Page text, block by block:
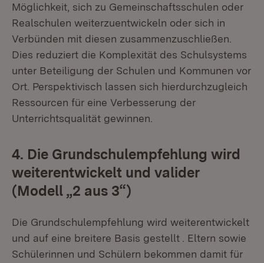
Möglichkeit, sich zu Gemeinschaftsschulen oder
Realschulen weiterzuentwickeln oder sich in
Verbünden mit diesen zusammenzuschließen.
Dies reduziert die Komplexität des Schulsystems
unter Beteiligung der Schulen und Kommunen vor
Ort. Perspektivisch lassen sich hierdurchzugleich
Ressourcen für eine Verbesserung der
Unterrichtsqualität gewinnen.
4. Die Grundschulempfehlung wird
weiterentwickelt und valider
(Modell „2 aus 3“)
Die Grundschulempfehlung wird weiterentwickelt
und auf eine breitere Basis gestellt . Eltern sowie
Schülerinnen und Schülern bekommen damit für